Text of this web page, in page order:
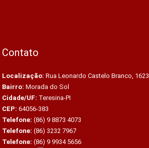
Contato
Localização: Rua Leonardo Castelo Branco, 1623
Bairro: Morada do Sol
Cidade/UF: Teresina-PI
CEP: 64056-383
Telefone: (86) 9 8873 4073
Telefone: (86) 3232 7967
Telefone: (86) 9 9934 5656